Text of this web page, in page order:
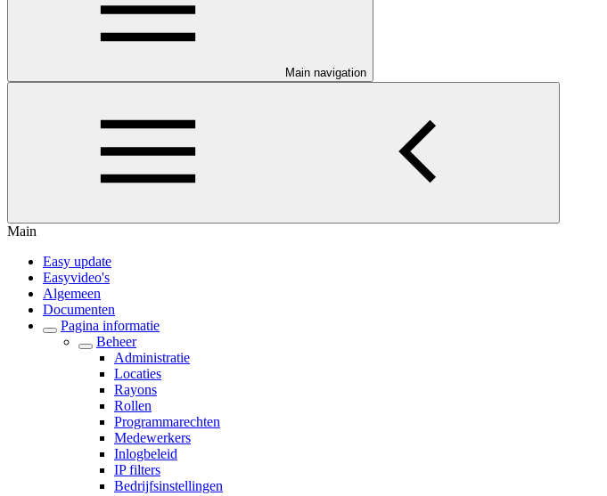
Main navigation
Main
Easy update
Easyvideo's
Algemeen
Documenten
Pagina informatie
Beheer
Administratie
Locaties
Rayons
Rollen
Programmarechten
Medewerkers
Inlogbeleid
IP filters
Bedrijfsinstellingen